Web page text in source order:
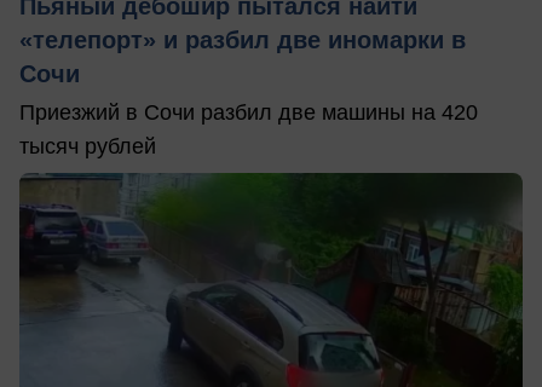
Пьяный дебошир пытался найти
«телепорт» и разбил две иномарки в
Сочи
Приезжий в Сочи разбил две машины на 420
тысяч рублей